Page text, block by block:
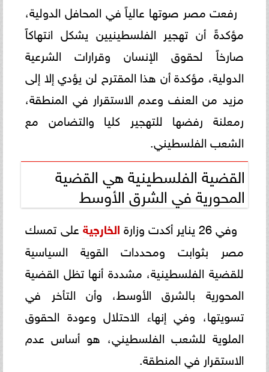
رفعت مصر صوتها عالياً في المحافل الدولية،
مؤكدةً أن تهجير الفلسطينيين يشكل انتهاكاً
صارخاً لحقوق الإنسان وقرارات الشرعية
الدولية، مؤكدة أن هذا المقترح لن يؤدي إلا إلى
مزيد من العنف وعدم الاستقرار في المنطقة،
رمعلنة رفضها للتهجير كليا والتضامن مع
الشعب الفلسطيني.
القضية الفلسطينية هي القضية
المحورية في الشرق الأوسط
وفي 26 يناير أكدت وزارة الخارجية على تمسك
مصر بثوابت ومحددات القوية السياسية
للقضية الفلسطينية، مشددة أنها تظل القضية
المحورية بالشرق الأوسط، وأن التأخر في
تسويتها، وفي إنهاء الاحتلال وعودة الحقوق
الملوية للشعب الفلسطيني، هو أساس عدم
الاستقرار في المنطقة.